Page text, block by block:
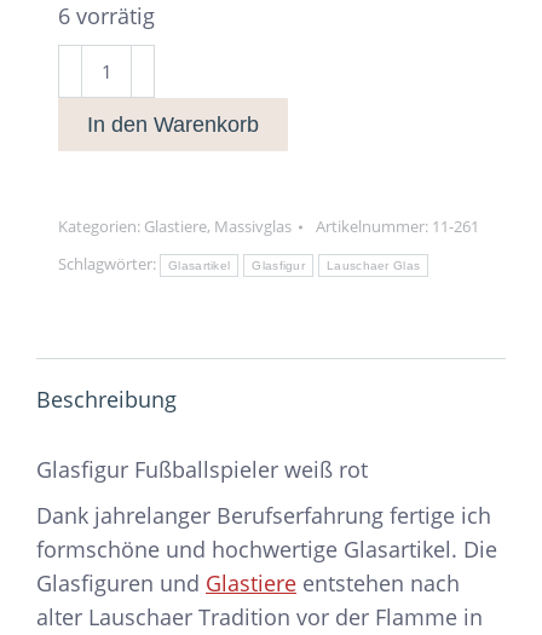
6 vorrätig
Glasfigur
Fußballspieler
weißIn den Warenkorb
Kategorien: Glastiere, Massivglas Artikelnummer: 11-261
Schlagwörter:
Glasartikel Glasfigur Lauschaer Glas
Beschreibung
Glasfigur Fußballspieler weiß rot
Dank jahrelanger Berufserfahrung fertige ich
formschöne und hochwertige Glasartikel. Die
Glasfiguren und Glastiere entstehen nach
alter Lauschaer Tradition vor der Flamme in